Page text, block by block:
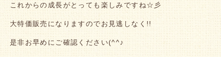
これからの成長がとっても楽しみですね☆彡
大特価販売になりますのでお見逃しなく!!
是非お早めにご確認ください(^^♪